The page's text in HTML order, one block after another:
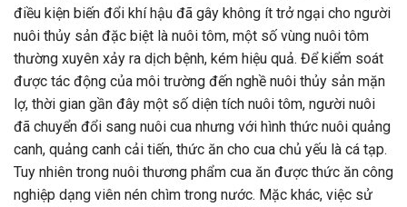
điều kiện biến đổi khí hậu đã gây không ít trở ngại cho người
nuôi thủy sản đặc biệt là nuôi tôm, một số vùng nuôi tôm
thường xuyên xảy ra dịch bệnh, kém hiệu quả. Để kiểm soát
được tác động của môi trường đến nghề nuôi thủy sản mặn
lợ, thời gian gần đây một số diện tích nuôi tôm, người nuôi
đã chuyển đổi sang nuôi cua nhưng với hình thức nuôi quảng
canh, quảng canh cải tiến, thức ăn cho cua chủ yếu là cá tạp.
Tuy nhiên trong nuôi thương phẩm cua ăn được thức ăn công
nghiệp dạng viên nén chìm trong nước. Mặc khác, việc sử